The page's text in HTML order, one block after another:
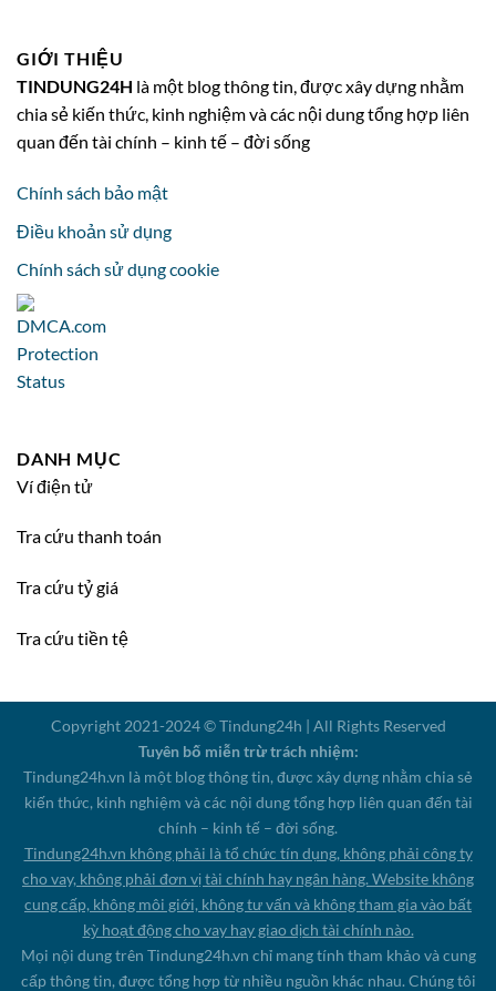
GIỚI THIỆU
TINDUNG24H là một blog thông tin, được xây dựng nhằm
chia sẻ kiến thức, kinh nghiệm và các nội dung tổng hợp liên
quan đến tài chính – kinh tế – đời sống
Chính sách bảo mật
Điều khoản sử dụng
Chính sách sử dụng cookie
DANH MỤC
Ví điện tử
Tra cứu thanh toán
Tra cứu tỷ giá
Tra cứu tiền tệ
Copyright 2021-2024 © Tindung24h | All Rights Reserved
Tuyên bố miễn trừ trách nhiệm:
Tindung24h.vn là một blog thông tin, được xây dựng nhằm chia sẻ
kiến thức, kinh nghiệm và các nội dung tổng hợp liên quan đến tài
chính – kinh tế – đời sống.
Tindung24h.vn không phải là tổ chức tín dụng, không phải công ty
cho vay, không phải đơn vị tài chính hay ngân hàng. Website không
cung cấp, không môi giới, không tư vấn và không tham gia vào bất
kỳ hoạt động cho vay hay giao dịch tài chính nào.
Mọi nội dung trên Tindung24h.vn chỉ mang tính tham khảo và cung
cấp thông tin, được tổng hợp từ nhiều nguồn khác nhau. Chúng tôi